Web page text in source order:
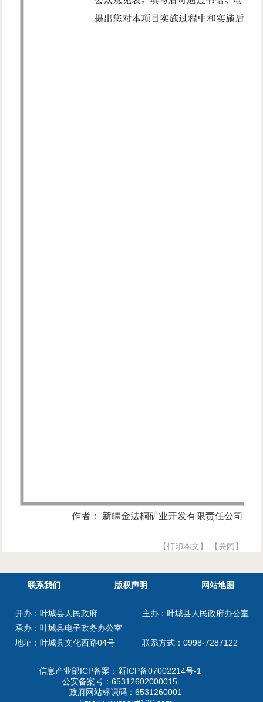
作者： 新疆金法桐矿业开发有限责任公司
【打印本文】 【关闭】
联系我们 版权声明 网站地图
开办：叶城县人民政府
承办：叶城县电子政务办公室
地址：叶城县文化西路04号
主办：叶城县人民政府办公室
联系方式：0998-7287122
信息产业部ICP备案： 新ICP备07002214号-1
公安备案号： 65312602000015
政府网站标识码：6531260001